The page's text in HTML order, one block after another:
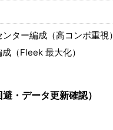
ター編成（高コンボ重視）
（Fleek 最大化）
・データ更新確認）